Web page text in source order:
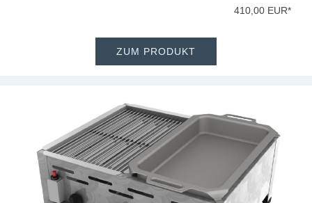
410,00 EUR*
ZUM PRODUKT